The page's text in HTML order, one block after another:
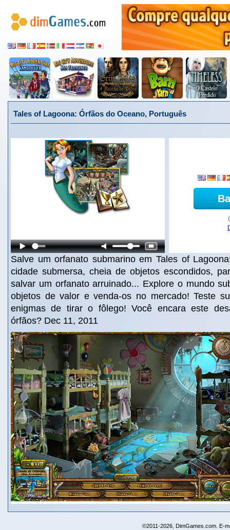
Tales of Lagoona: Órfãos do Oceano, Português
Salve um orfanato submarino em Tales of
cidade submersa, cheia de objetos escondidos,
salvar um orfanato arruinado... Explore o mundo
objetos de valor e venda-os no mercado! Teste
enigmas de tirar o fôlego! Você encara este
órfãos? Dec 11, 2011
©2011-2026, DimGames.com. E-